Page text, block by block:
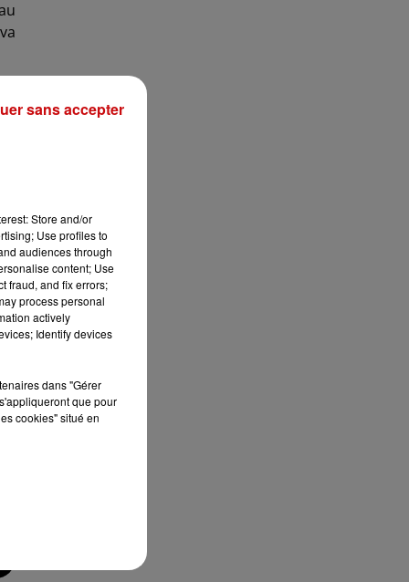
à
Store and/or
Use profiles to
audiences through
content; Use
fraud, and fix errors;
process personal
actively
Identify devices
dans "Gérer
que pour
cookies" situé en
sans accepter